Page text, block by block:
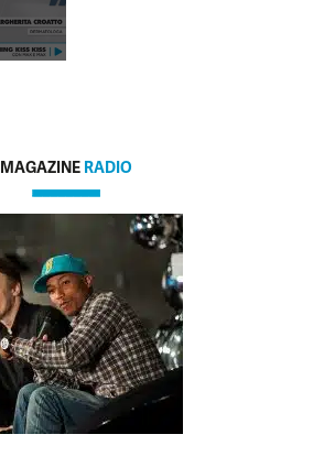
MAGAZINE RADIO